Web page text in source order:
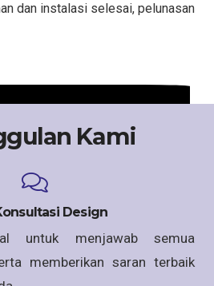
dan instalasi selesai, pelunasan
Kami
Design
untuk menjawab semua
memberikan saran terbaik